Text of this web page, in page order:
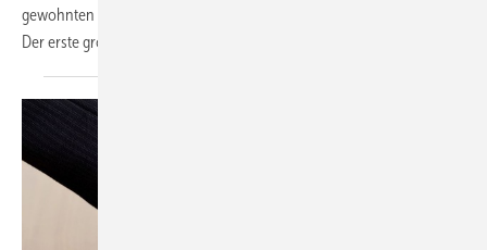
gewohnten Konjunkturzyklen sollen diese 40 bis 60 Jahre andauern.
Der erste große Zyklus beginnt